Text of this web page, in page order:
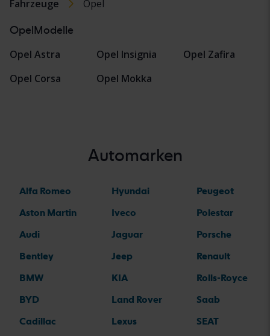
Fahrzeuge Opel
OpelModelle
Opel Astra
Opel Corsa
Opel Insignia
Opel Mokka
Opel Zafira
Automarken
Alfa Romeo
Aston Martin
Audi
Bentley
BMW
BYD
Cadillac
Hyundai
Iveco
Jaguar
Jeep
KIA
Land Rover
Lexus
Peugeot
Polestar
Porsche
Renault
Rolls-Royce
Saab
SEAT